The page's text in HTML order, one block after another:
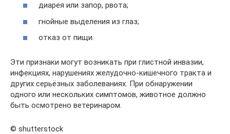
диарея или запор, рвота;
гнойные выделения из глаз;
отказ от пищи.
Эти признаки могут возникать при глистной инвазии,
инфекциях, нарушениях желудочно-кишечного тракта и
других серьёзных заболеваниях. При обнаружении
одного или нескольких симптомов, животное должно
быть осмотрено ветеринаром.
© shutterstock